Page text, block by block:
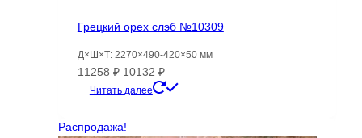
Грецкий орех слэб №10309
Д×Ш×Т: 2270×490-420×50 мм
11258₽ Первоначальная
цена
11258 ₽.
10132 ₽Текущая
цена:
Читать далее
Распродажа!